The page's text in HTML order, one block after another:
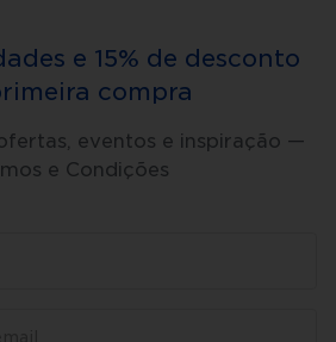
e 15% de desconto
compra
eventos e inspiração —
e Condições